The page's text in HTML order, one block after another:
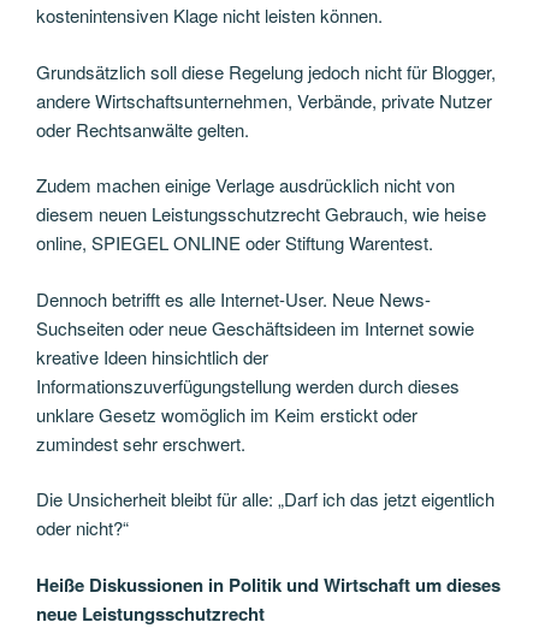
kostenintensiven Klage nicht leisten können.
Grundsätzlich soll diese Regelung jedoch nicht für Blogger,
andere Wirtschaftsunternehmen, Verbände, private Nutzer
oder Rechtsanwälte gelten.
Zudem machen einige Verlage ausdrücklich nicht von
diesem neuen Leistungsschutzrecht Gebrauch, wie heise
online, SPIEGEL ONLINE oder Stiftung Warentest.
Dennoch betrifft es alle Internet-User. Neue News-
Suchseiten oder neue Geschäftsideen im Internet sowie
kreative Ideen hinsichtlich der
Informationszuverfügungstellung werden durch dieses
unklare Gesetz womöglich im Keim erstickt oder
zumindest sehr erschwert.
Die Unsicherheit bleibt für alle: „Darf ich das jetzt eigentlich
oder nicht?“
Heiße Diskussionen in Politik und Wirtschaft um dieses
neue Leistungsschutzrecht